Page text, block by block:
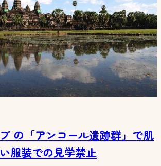
の「アンコール遺跡群」で肌
服装での見学禁止